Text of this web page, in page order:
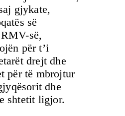
gjykate,
së
së,
për t’i
drejt dhe
për të mbrojtur
dhe
shtetit ligjor.